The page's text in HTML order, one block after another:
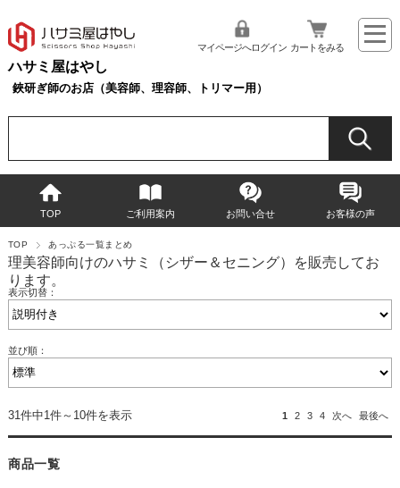
ハサミ屋はやし
鋏研ぎ師のお店（美容師、理容師、トリマー用）
マイページへログイン カートをみる
TOP ご利用案内 お問い合せ お客様の声
TOP あっぷる一覧まとめ
理美容師向けのハサミ（シザー＆セニング）を販売してお
ります。
表示切替：
並び順：
31件中1件～10件を表示 1 2 3 4 次へ 最後へ
商品一覧